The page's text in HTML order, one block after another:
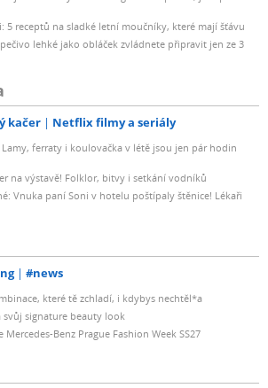
5 receptů na sladké letní moučníky, které mají šťávu
lehké jako obláček zvládnete připravit jen ze 3
kačer Netflix filmy a seriály
ferraty i koulovačka v létě jsou jen pár hodin
na výstavě! Folklor, bitvy i setkání vodníků
Vnuka paní Soni v hotelu poštípaly štěnice! Lékaři
#news
které tě zchladí, i kdybys nechtěl*a
svůj signature beauty look
Benz Prague Fashion Week SS27